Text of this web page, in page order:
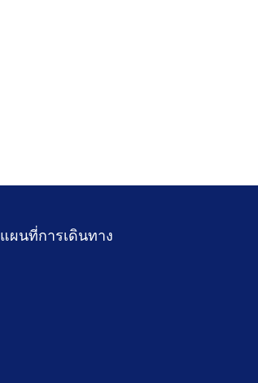
แผนที่การเดินทาง